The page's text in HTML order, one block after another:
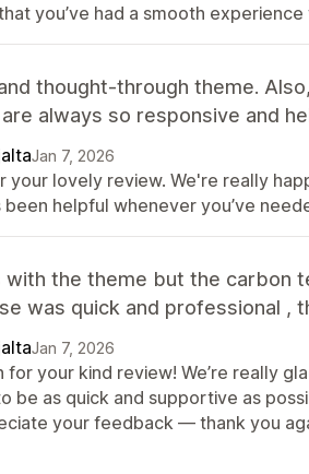
you’ve had a smooth
thought-through theme.
always so responsive and
Jan 7, 2026
your lovely review. We're really
been helpful whenever you’ve
the theme but the carbon
was quick and professional ,
Jan 7, 2026
for your kind review! We’re really
be as quick and supportive as
your feedback — thank you